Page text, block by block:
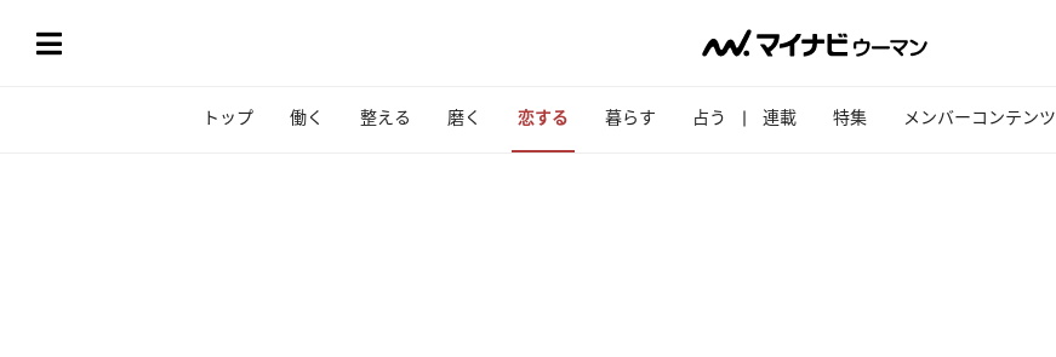
トップ 働く 整える 磨く 恋する 暮らす 占う 連載 特集 メンバーコンテンツ